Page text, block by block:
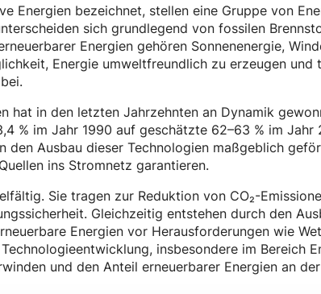
Energien bezeichnet, stellen eine Gruppe von
sich grundlegend von fossilen
Energien gehören Sonnenenergie,
Energie umweltfreundlich zu erzeugen
hat in den letzten Jahrzehnten an Dynamik
% im Jahr 1990 auf geschätzte 62–63 % im Jahr
den Ausbau dieser Technologien maßgeblich
ins Stromnetz garantieren.
Sie tragen zur Reduktion von CO₂-
Gleichzeitig entstehen durch den
Energien vor Herausforderungen wie
insbesondere im Bereich
und den Anteil erneuerbarer Energien an